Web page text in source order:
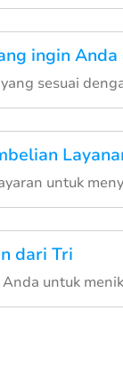
ingin
sesuai
untuk
dari Tri
untuk